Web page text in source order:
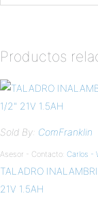
Productos
Sold By: ComFranklin
Asesor - Contacto: Carlos -
TALADRO
21V 1.5AH